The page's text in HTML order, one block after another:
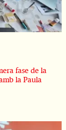
fase de la
la Paula